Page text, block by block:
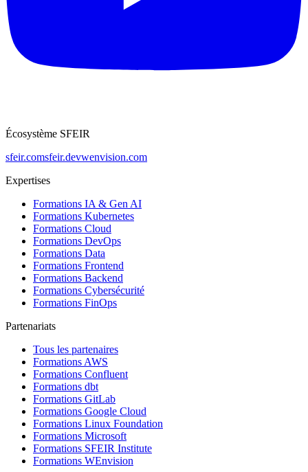
Écosystème SFEIR
sfeir.comsfeir.devwenvision.com
Expertises
Formations IA & Gen AI
Formations Kubernetes
Formations Cloud
Formations DevOps
Formations Data
Formations Frontend
Formations Backend
Formations Cybersécurité
Formations FinOps
Partenariats
Tous les partenaires
Formations AWS
Formations Confluent
Formations dbt
Formations GitLab
Formations Google Cloud
Formations Linux Foundation
Formations Microsoft
Formations SFEIR Institute
Formations WEnvision